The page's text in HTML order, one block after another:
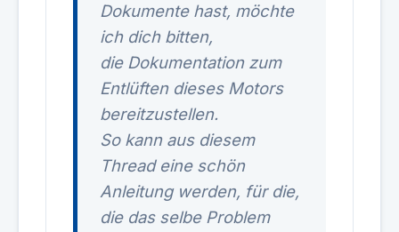
Dokumente hast, möchte
ich dich bitten,
die Dokumentation zum
Entlüften dieses Motors
bereitzustellen.
So kann aus diesem
Thread eine schön
Anleitung werden, für die,
die das selbe Problem